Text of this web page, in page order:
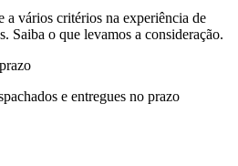
a vários critérios na experiência de
Saiba o que levamos a consideração.
e entregues no prazo